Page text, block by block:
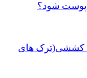
پوست شود؟
کششی(ترک های